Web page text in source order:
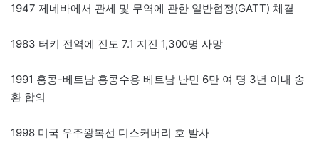
1947 제네바에서 관세 및 무역에 관한 일반협정(GATT) 체결
1983 터키 전역에 진도 7.1 지진 1,300명 사망
1991 홍콩-베트남 홍콩수용 베트남 난민 6만 여 명 3년 이내 송
환 합의
1998 미국 우주왕복선 디스커버리 호 발사